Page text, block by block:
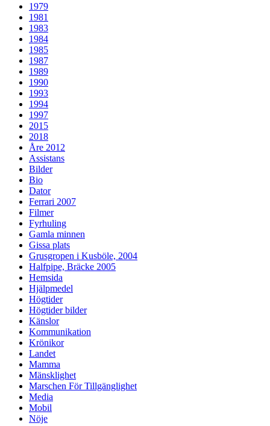
1979
1981
1983
1984
1985
1987
1989
1990
1993
1994
1997
2015
2018
Åre 2012
Assistans
Bilder
Bio
Dator
Ferrari 2007
Filmer
Fyrhuling
Gamla minnen
Gissa plats
Grusgropen i Kusböle, 2004
Halfpipe, Bräcke 2005
Hemsida
Hjälpmedel
Högtider
Högtider bilder
Känslor
Kommunikation
Krönikor
Landet
Mamma
Mänsklighet
Marschen För Tillgänglighet
Media
Mobil
Nöje